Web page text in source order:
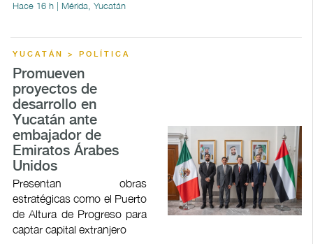
Hace 16 h | Mérida, Yucatán
YUCATÁN > POLÍTICA
Promueven
proyectos de
desarrollo en
Yucatán ante
embajador de
Emiratos Árabes
Unidos
Presentan obras
estratégicas como el Puerto
de Altura de Progreso para
captar capital extranjero